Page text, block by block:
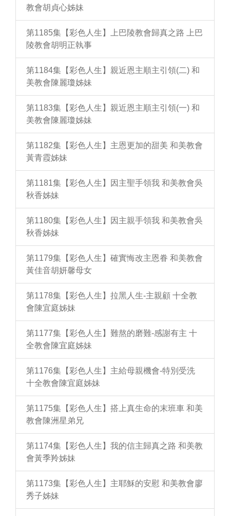
教會胡貞心姊妹
第1185集【彩色人生】上巴陵教會歸真之路 上巴
陵教會胡明正執事
第1184集【彩色人生】親近恩主順主引領(二) 和
美教會陳麗瓊姊妹
第1183集【彩色人生】親近恩主順主引領(一) 和
美教會陳麗瓊姊妹
第1182集【彩色人生】主恩更加的甜美 和美教會
黃青霞姊妹
第1181集【彩色人生】因主聖手領我 和美教會吳
秋香姊妹
第1180集【彩色人生】因主親手領我 和美教會吳
秋香姊妹
第1179集【彩色人生】確實悔改主恩眷 和美教會
黃佳音胡妍馨母女
第1178集【彩色人生】拉黑人生-主親顧 十全教
會陳宜庭姊妹
第1177集【彩色人生】難熬的磨難-感謝有主 十
全教會陳宜庭姊妹
第1176集【彩色人生】主給母親機會-特別受洗
十全教會陳宜庭姊妹
第1175集【彩色人生】搭上真生命的末班車 和美
教會陳洲星弟兄
第1174集【彩色人生】我的信主歸真之路 和美教
會黃季羚姊妹
第1173集【彩色人生】主耶穌的安慰 和美教會廖
秀子姊妹